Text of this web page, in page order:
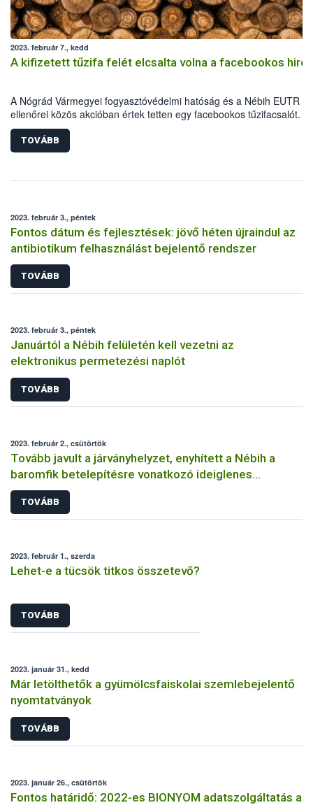
2023. február 7., kedd
A kifizetett tűzifa felét elcsalta volna a facebookos
A Nógrád Vármegyei fogyasztóvédelmi hatóság és a Nébih EUTR
ellenőrei közös akcióban értek tetten egy facebookos tűzifacsalót.
eladó a próbavásárláskor a kifizetett mennyiségnél lényegesen
kevesebb fát adott át, amelynek a származását sem tudta igazolni,
Nébih hatósági zár alá vette a tűzifát.
TOVÁBB
2023. február 3., péntek
Fontos dátum és fejlesztések: jövő héten újraindul az
antibiotikum felhasználást bejelentő rendszer
TOVÁBB
2023. február 3., péntek
Januártól a Nébih felületén kell vezetni az
elektronikus permetezési naplót
TOVÁBB
2023. február 2., csütörtök
Tovább javult a járványhelyzet, enyhített a Nébih a
baromfik betelepítésre vonatkozó ideiglenes
szabályokon
TOVÁBB
2023. február 1., szerda
Lehet-e a tücsök titkos összetevő?
TOVÁBB
2023. január 31., kedd
Már letölthetők a gyümölcsfaiskolai szemlebejelentő
nyomtatványok
TOVÁBB
2023. január 26., csütörtök
Fontos határidő: 2022-es BIONYOM adatszolgáltatás a